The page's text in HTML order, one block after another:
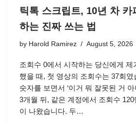
틱톡 스크립트, 10년 차 카
하는 진짜 쓰는 법
by Harold Ramirez August 5, 2026
조회수 0에서 시작하는 당신에게
했을 때, 첫 영상의 조회수는 37회였
숫자를 보면서 ‘이거 뭐 잘못된 거 아
3개월 뒤, 같은 계정에서 조회수
이 나왔습니다. 두…